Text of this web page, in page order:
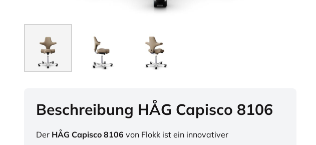
Beschreibung HÅG Capisco 8106
Der HÅG Capisco 8106 von Flokk ist ein innovativer